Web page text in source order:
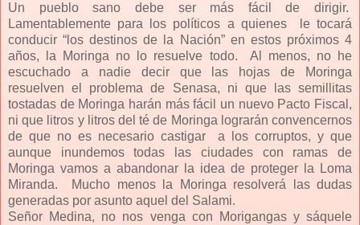
Un pueblo sano debe ser más fácil de dirigir.
Lamentablemente para los políticos a quienes le tocará
conducir “los destinos de la Nación” en estos próximos 4
años, la Moringa no lo resuelve todo. Al menos, no he
escuchado a nadie decir que las hojas de Moringa
resuelven el problema de Senasa, ni que las semillitas
tostadas de Moringa harán más fácil un nuevo Pacto Fiscal,
ni que litros y litros del té de Moringa lograrán convencernos
de que no es necesario castigar a los corruptos, y que
aunque inundemos todas las ciudades con ramas de
Moringa vamos a abandonar la idea de proteger la Loma
Miranda. Mucho menos la Moringa resolverá las dudas
generadas por asunto aquel del Salami.
Señor Medina, no nos venga con Morigangas y sáquele